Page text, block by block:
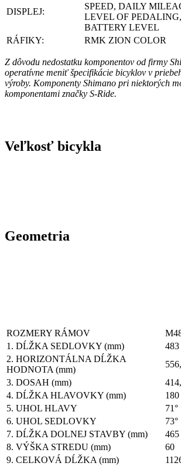
DISPLEJ:
SPEED, DAILY
LEVEL OF
BATTERY LEVEL
RÁFIKY:
RMK ZION COLOR
Z dôvodu nedostatku komponentov od firmy
operatívne meniť špecifikácie bicyklov v
výroby. Komponenty Shimano pri niektorých
komponentami značky S-Ride.
Veľkosť bicykla
Geometria
ROZMERY RÁMOV
1. DĹŽKA SEDLOVKY (mm)
483
2. HORIZONTÁLNA DĹŽKA
HODNOTA (mm)
3. DOSAH (mm)
4. DĹŽKA HLAVOVKY (mm)
180
5. UHOL HLAVY
71°
6. UHOL SEDLOVKY
73°
7. DĹŽKA DOLNEJ STAVBY (mm)
465
8. VÝŠKA STREDU (mm)
60
9. CELKOVÁ DĹŽKA (mm)